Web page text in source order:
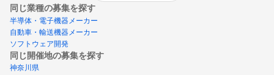
同じ業種の募集を探す
半導体・電子機器メーカー
自動車・輸送機器メーカー
ソフトウェア開発
同じ開催地の募集を探す
神奈川県